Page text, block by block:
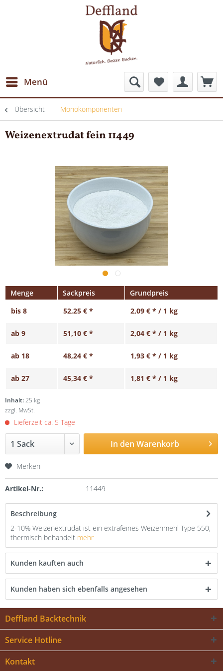
Menü
Übersicht Monokomponenten
Weizenextrudat fein 11449
Menge Sackpreis
Grundpreis
bis 8 52,25 € * 2,09 € * / 1 kg
ab 9 51,10 € * 2,04 € * / 1 kg
ab 18 48,24 € * 1,93 € * / 1 kg
ab 27 45,34 € * 1,81 € * / 1 kg
Inhalt:25 kg
zzgl. MwSt.
Lieferzeit ca. 5 Tage
In den Warenkorb
Merken
Artikel-Nr.: 11449
Beschreibung
2-10% Weizenextrudat ist ein extrafeines Weizenmehl Type 550,
thermisch behandelt mehr
Kunden kauften auch
Kunden haben sich ebenfalls angesehen
Deffland Backtechnik
Service Hotline
Kontakt